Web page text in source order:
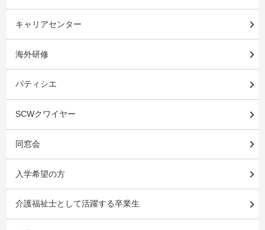
キャリアセンター
海外研修
パティシエ
SCWクワイヤー
同窓会
入学希望の方
介護福祉士として活躍する卒業生